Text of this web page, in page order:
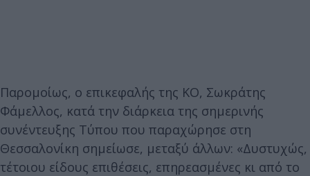
Παρομοίως, ο επικεφαλής της ΚΟ, Σωκράτης
Φάμελλος, κατά την διάρκεια της σημερινής
συνέντευξης Τύπου που παραχώρησε στη
Θεσσαλονίκη σημείωσε, μεταξύ άλλων: «Δυστυχώς,
τέτοιου είδους επιθέσεις, επηρεασμένες κι από το